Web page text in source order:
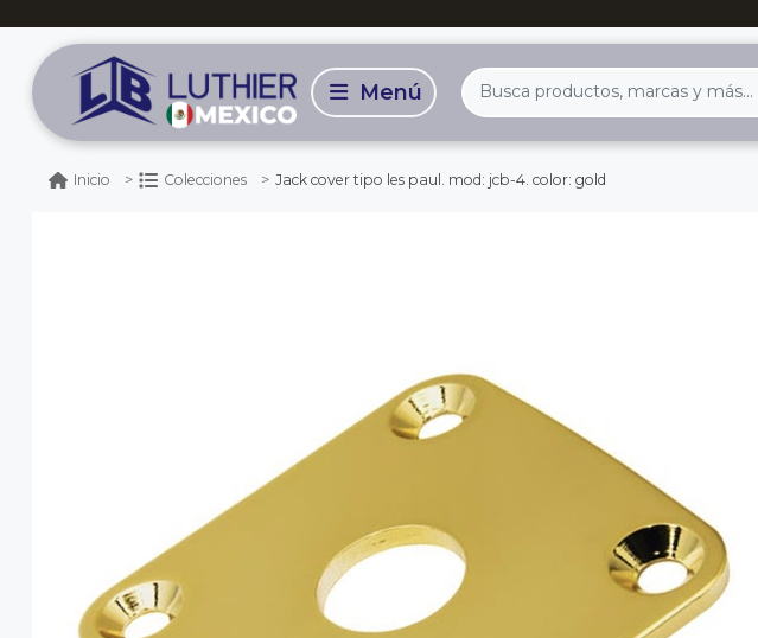
Inicio Colecciones Jack cover tipo les paul. mod: jcb-4. color: gold